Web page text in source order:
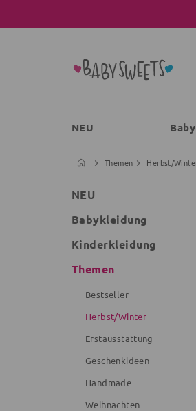
NEU
Themen Herbst/
NEU
Babykleidung
Kinderkleidung
Themen
Bestseller
Herbst/Winter
Erstausstattung
Geschenkideen
Handmade
Weihnachten